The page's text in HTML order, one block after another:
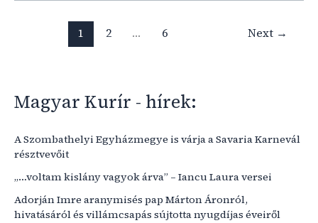
1 2 … 6 Next →
Magyar Kurír - hírek:
A Szombathelyi Egyházmegye is várja a Savaria Karnevál
résztvevőit
„…voltam kislány vagyok árva” – Iancu Laura versei
Adorján Imre aranymisés pap Márton Áronról,
hivatásáról és villámcsapás sújtotta nyugdíjas éveiről